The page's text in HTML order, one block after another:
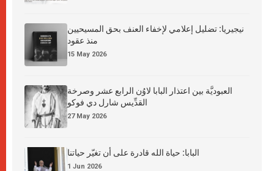
نيجيريا: تضليل إعلامي لإخفاء العنف بحق المسيحيين
منذ عقود
15 May 2026
العبوديَّة بين اعتذار البابا لاوُن الرابع عشر وصرخة
القدِّيس شارل دي فوكو
27 May 2026
البابا: حياة الله قادرة على أن تغيّر حياتنا
1 Jun 2026